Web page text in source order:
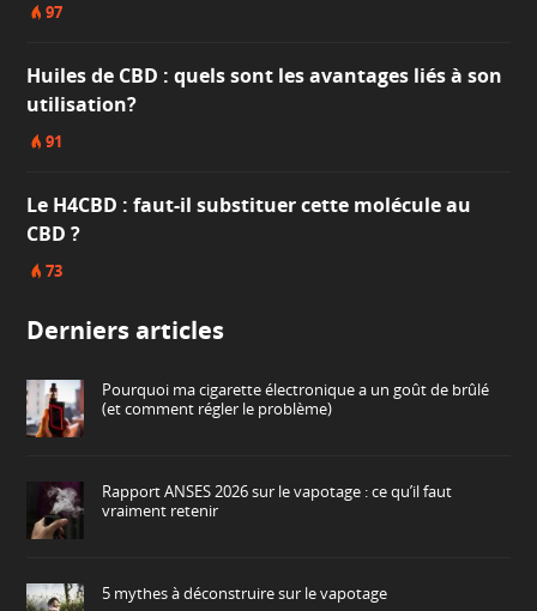
97
Huiles de CBD : quels sont les avantages liés à son
utilisation?
91
Le H4CBD : faut-il substituer cette molécule au
CBD ?
73
Derniers articles
Pourquoi ma cigarette électronique a un goût de brûlé
(et comment régler le problème)
Rapport ANSES 2026 sur le vapotage : ce qu’il faut
vraiment retenir
5 mythes à déconstruire sur le vapotage